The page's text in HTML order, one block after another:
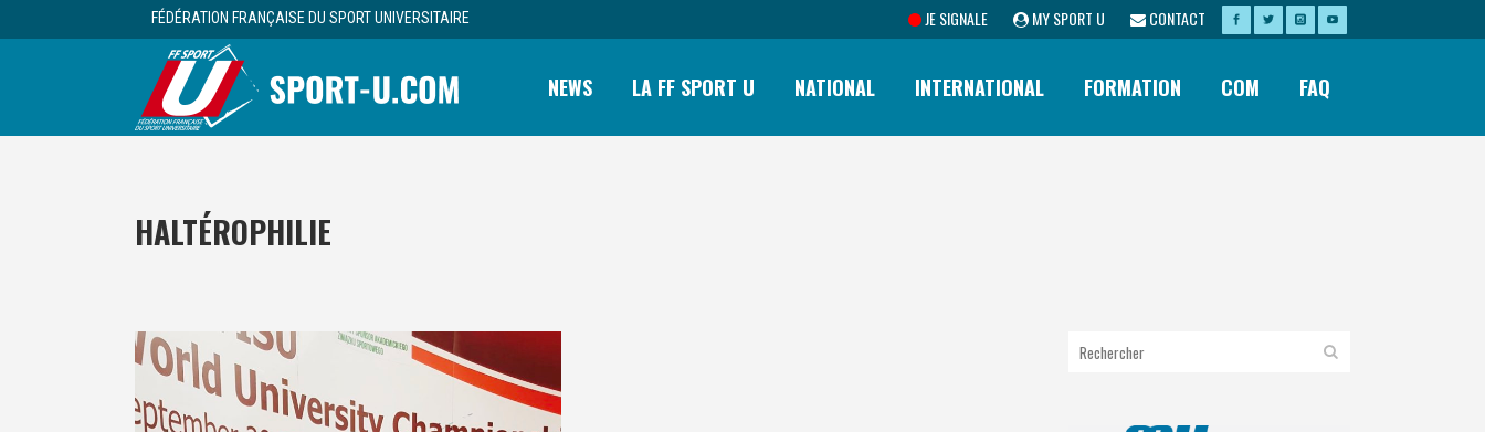
FÉDÉRATION FRANÇAISE DU SPORT UNIVERSITAIRE JE SIGNALE MY SPORT U CONTACT
NEWS LA FF SPORT U NATIONAL INTERNATIONAL FORMATION COM FAQ
HALTÉROPHILIE